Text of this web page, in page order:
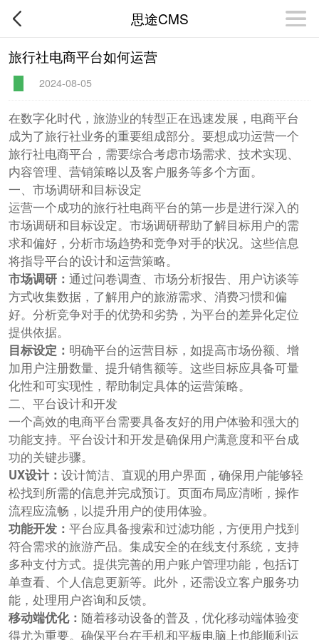
思途CMS
旅行社电商平台如何运营
2024-08-05
在数字化时代，旅游业的转型正在迅速发展，电商平台
成为了旅行社业务的重要组成部分。要想成功运营一个
旅行社电商平台，需要综合考虑市场需求、技术实现、
内容管理、营销策略以及客户服务等多个方面。
一、市场调研和目标设定
运营一个成功的旅行社电商平台的第一步是进行深入的
市场调研和目标设定。市场调研帮助了解目标用户的需
求和偏好，分析市场趋势和竞争对手的状况。这些信息
将指导平台的设计和运营策略。
市场调研： 通过问卷调查、市场分析报告、用户访谈等
方式收集数据，了解用户的旅游需求、消费习惯和偏
好。分析竞争对手的优势和劣势，为平台的差异化定位
提供依据。
目标设定： 明确平台的运营目标，如提高市场份额、增
加用户注册数量、提升销售额等。这些目标应具备可量
化性和可实现性，帮助制定具体的运营策略。
二、平台设计和开发
一个高效的电商平台需要具备友好的用户体验和强大的
功能支持。平台设计和开发是确保用户满意度和平台成
功的关键步骤。
UX设计： 设计简洁、直观的用户界面，确保用户能够轻
松找到所需的信息并完成预订。页面布局应清晰，操作
流程应流畅，以提升用户的使用体验。
功能开发： 平台应具备搜索和过滤功能，方便用户找到
符合需求的旅游产品。集成安全的在线支付系统，支持
多种支付方式。提供完善的用户账户管理功能，包括订
单查看、个人信息更新等。此外，还需设立客户服务功
能，处理用户咨询和反馈。
移动端优化： 随着移动设备的普及，优化移动端体验变
得尤为重要。确保平台在手机和平板电脑上也能顺利运